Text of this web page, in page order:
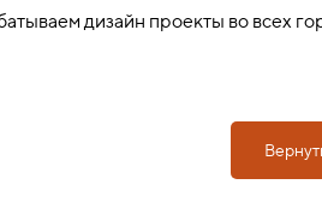
дизайн проекты во всех